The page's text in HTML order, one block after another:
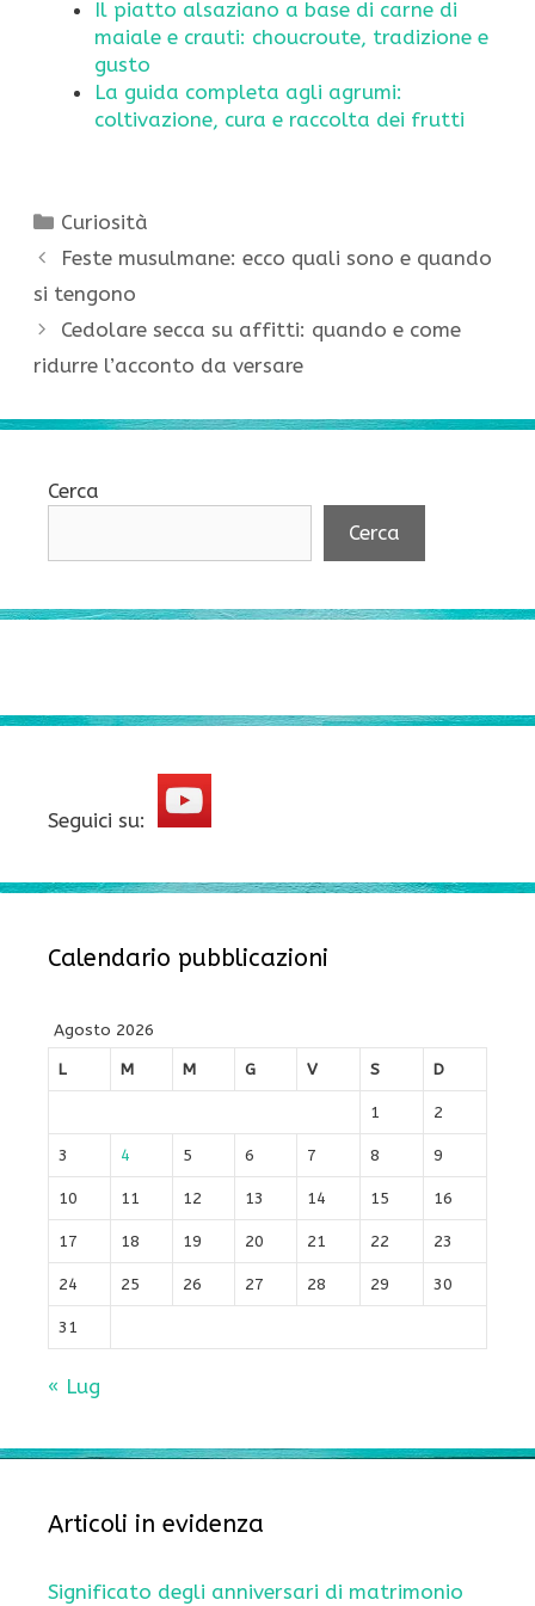
Il piatto alsaziano a base di carne di
maiale e crauti: choucroute, tradizione e
gusto
La guida completa agli agrumi:
coltivazione, cura e raccolta dei frutti
Categorie
Curiosità
Feste musulmane: ecco quali sono e quando
si tengono
Cedolare secca su affitti: quando e come
ridurre l’acconto da versare
Cerca
Cerca
Seguici su:
Calendario pubblicazioni
Agosto 2026
L
M M G V S D
1 2
3 4 5 6 7 8 9
10 11 12 13 14 15 16
17 18 19 20 21 22 23
24 25 26 27 28 29 30
31
« Lug
Articoli in evidenza
Significato degli anniversari di matrimonio